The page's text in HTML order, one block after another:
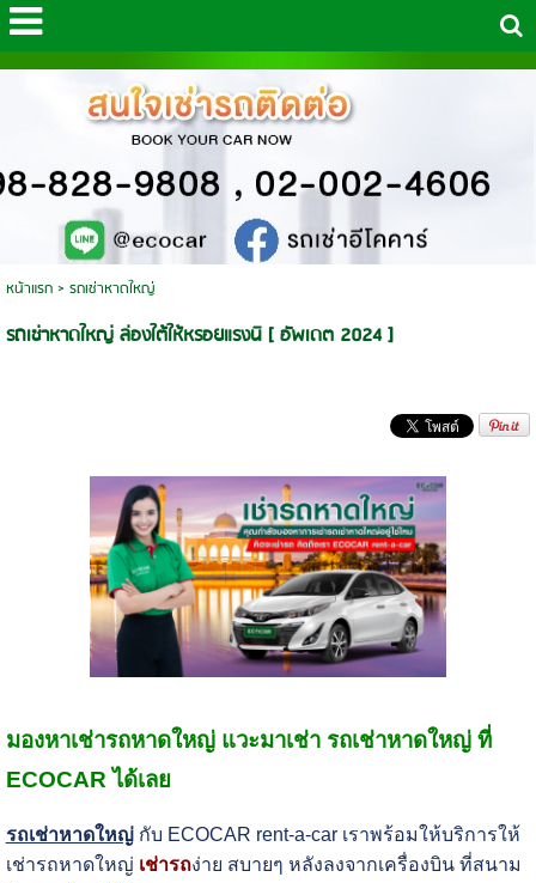
หน้าแรก> รถเช่าหาดใหญ่
รถเช่าหาดใหญ่ ล่องใต้ให้หรอยแรงนิ [ อัพเดต 2024 ]
มองหาเช่ารถหาดใหญ่ แวะมาเช่า รถเช่าหาดใหญ่ ที่
ECOCAR ได้เลย
รถเช่าหาดใหญ่กับ ECOCAR rent-a-car เราพร้อมให้บริการให้
เช่ารถหาดใหญ่ เช่ารถง่าย สบายๆ หลังลงจากเครื่องบิน ที่สนาม